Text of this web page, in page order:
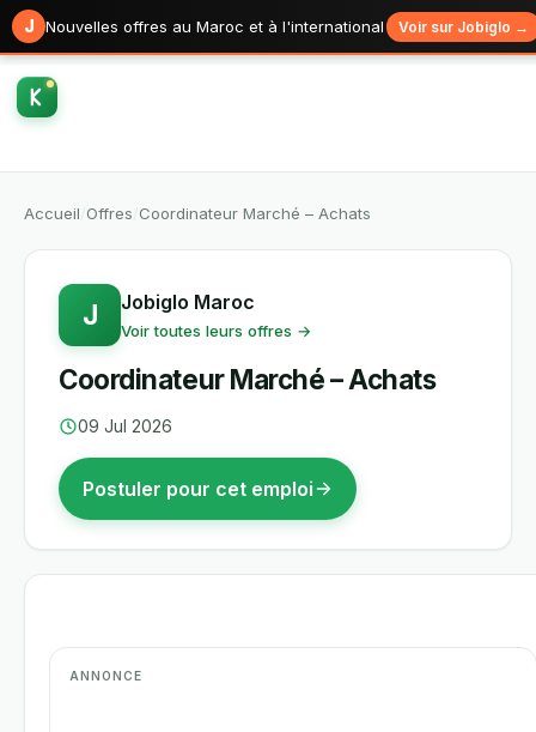
J Nouvelles offres au Maroc et à l'international Voir sur Jobiglo →
Accueil Offres Coordinateur Marché – Achats
J Jobiglo Maroc
Voir toutes leurs offres →
Coordinateur Marché – Achats
09 Jul 2026
Postuler pour cet emploi